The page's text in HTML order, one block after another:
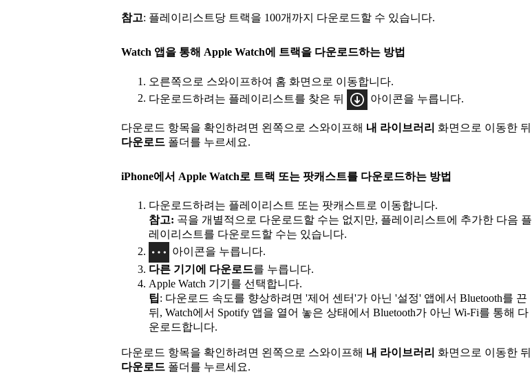
참고: 플레이리스트당 트랙을 100개까지 다운로드할 수 있습니다.
Watch 앱을 통해 Apple Watch에 트랙을 다운로드하는 방법
오른쪽으로 스와이프하여 홈 화면으로 이동합니다.
다운로드하려는 플레이리스트를 찾은 뒤
아이콘을 누릅니다.
다운로드 항목을 확인하려면 왼쪽으로 스와이프해 내 라이브러리 화면으로 이동한 뒤
다운로드 폴더를 누르세요.
iPhone에서 Apple Watch로 트랙 또는 팟캐스트를 다운로드하는 방법
다운로드하려는 플레이리스트 또는 팟캐스트로 이동합니다.
참고: 곡을 개별적으로 다운로드할 수는 없지만, 플레이리스트에 추가한 다음 플
레이리스트를 다운로드할 수는 있습니다.
아이콘을 누릅니다.
다른 기기에 다운로드를 누릅니다.
Apple Watch 기기를 선택합니다.
팁: 다운로드 속도를 향상하려면 '제어 센터'가 아닌 '설정' 앱에서 Bluetooth를 끈
뒤, Watch에서 Spotify 앱을 열어 놓은 상태에서 Bluetooth가 아닌 Wi-Fi를 통해 다
운로드합니다.
다운로드 항목을 확인하려면 왼쪽으로 스와이프해 내 라이브러리 화면으로 이동한 뒤
다운로드 폴더를 누르세요.